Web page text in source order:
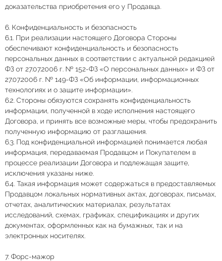
доказательства приобретения его у Продавца.
6. Конфиденциальность и безопасность
6.1. При реализации настоящего Договора Стороны
обеспечивают конфиденциальность и безопасность
персональных данных в соответствии с актуальной редакцией
ФЗ от 27.07.2006 г. № 152-ФЗ «О персональных данных» и ФЗ от
27.07.2006 г. № 149-ФЗ «Об информации, информационных
технологиях и о защите информации».
6.2. Стороны обязуются сохранять конфиденциальность
информации, полученной в ходе исполнения настоящего
Договора, и принять все возможные меры, чтобы предохранить
полученную информацию от разглашения.
6.3. Под конфиденциальной информацией понимается любая
информация, передаваемая Продавцом и Покупателем в
процессе реализации Договора и подлежащая защите,
исключения указаны ниже.
6.4. Такая информация может содержаться в предоставляемых
Продавцом локальных нормативных актах, договорах, письмах,
отчетах, аналитических материалах, результатах
исследований, схемах, графиках, спецификациях и других
документах, оформленных как на бумажных, так и на
электронных носителях.
7. Форс-мажор